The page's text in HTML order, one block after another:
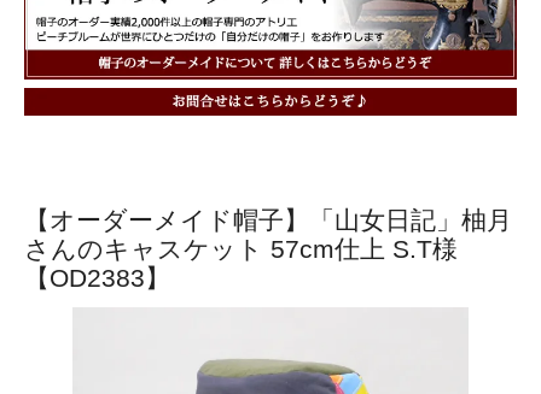
【オーダーメイド帽子】「山女日記」柚月
さんのキャスケット 57cm仕上 S.T様
【OD2383】